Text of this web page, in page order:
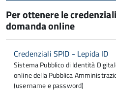
Per ottenere le
domanda online
Credenziali SPID - Lepida ID
Sistema Pubblico di Identità
online della Pubblica
(username e password)